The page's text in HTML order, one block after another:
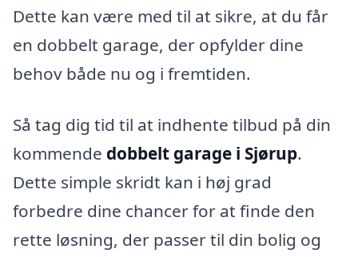
Dette kan være med til at sikre, at du får
en dobbelt garage, der opfylder dine
behov både nu og i fremtiden.
Så tag dig tid til at indhente tilbud på din
kommende dobbelt garage i Sjørup.
Dette simple skridt kan i høj grad
forbedre dine chancer for at finde den
rette løsning, der passer til din bolig og